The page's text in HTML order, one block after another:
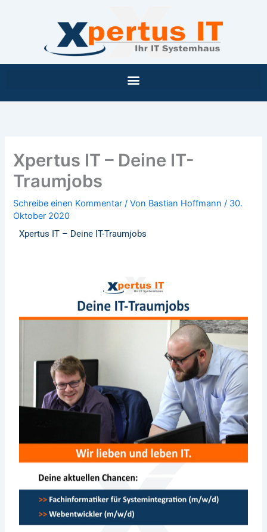
Xpertus IT – Deine IT-
Traumjobs
Schreibe einen Kommentar / Von Bastian Hoffmann/ 30.
Oktober 2020
Xpertus IT – Deine IT-Traumjobs